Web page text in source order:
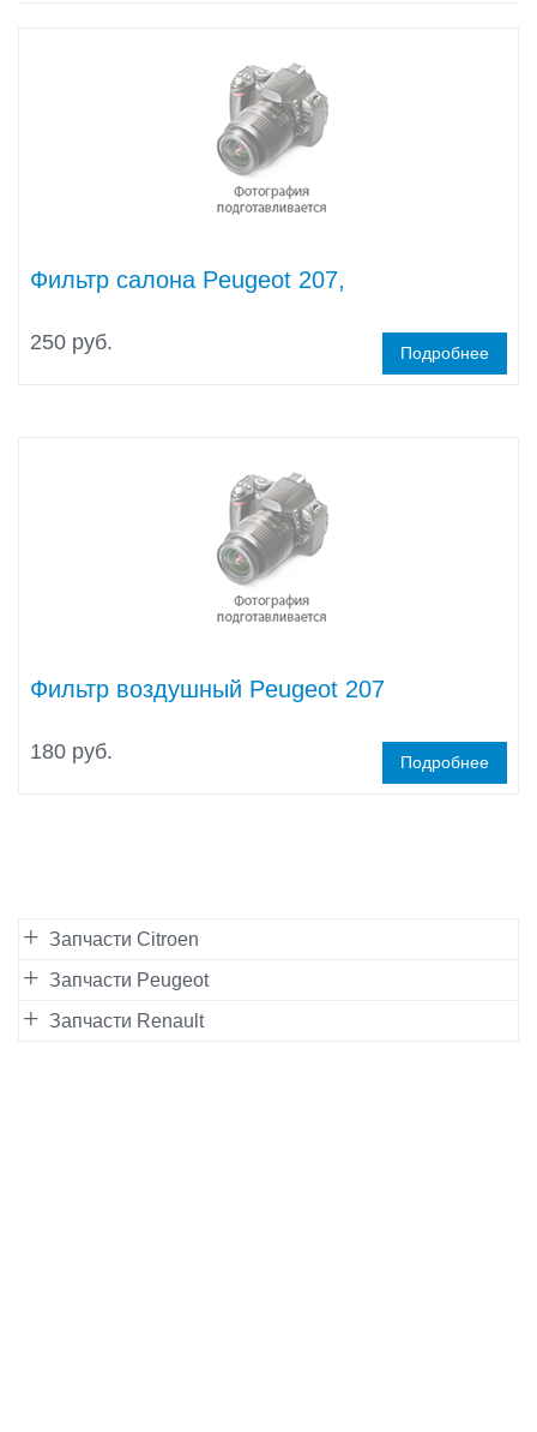
Фильтр салона Peugeot 207,
250 руб. Подробнее
Фильтр воздушный Peugeot 207
180 руб. Подробнее
Запчасти Citroen
Запчасти Peugeot
Запчасти Renault